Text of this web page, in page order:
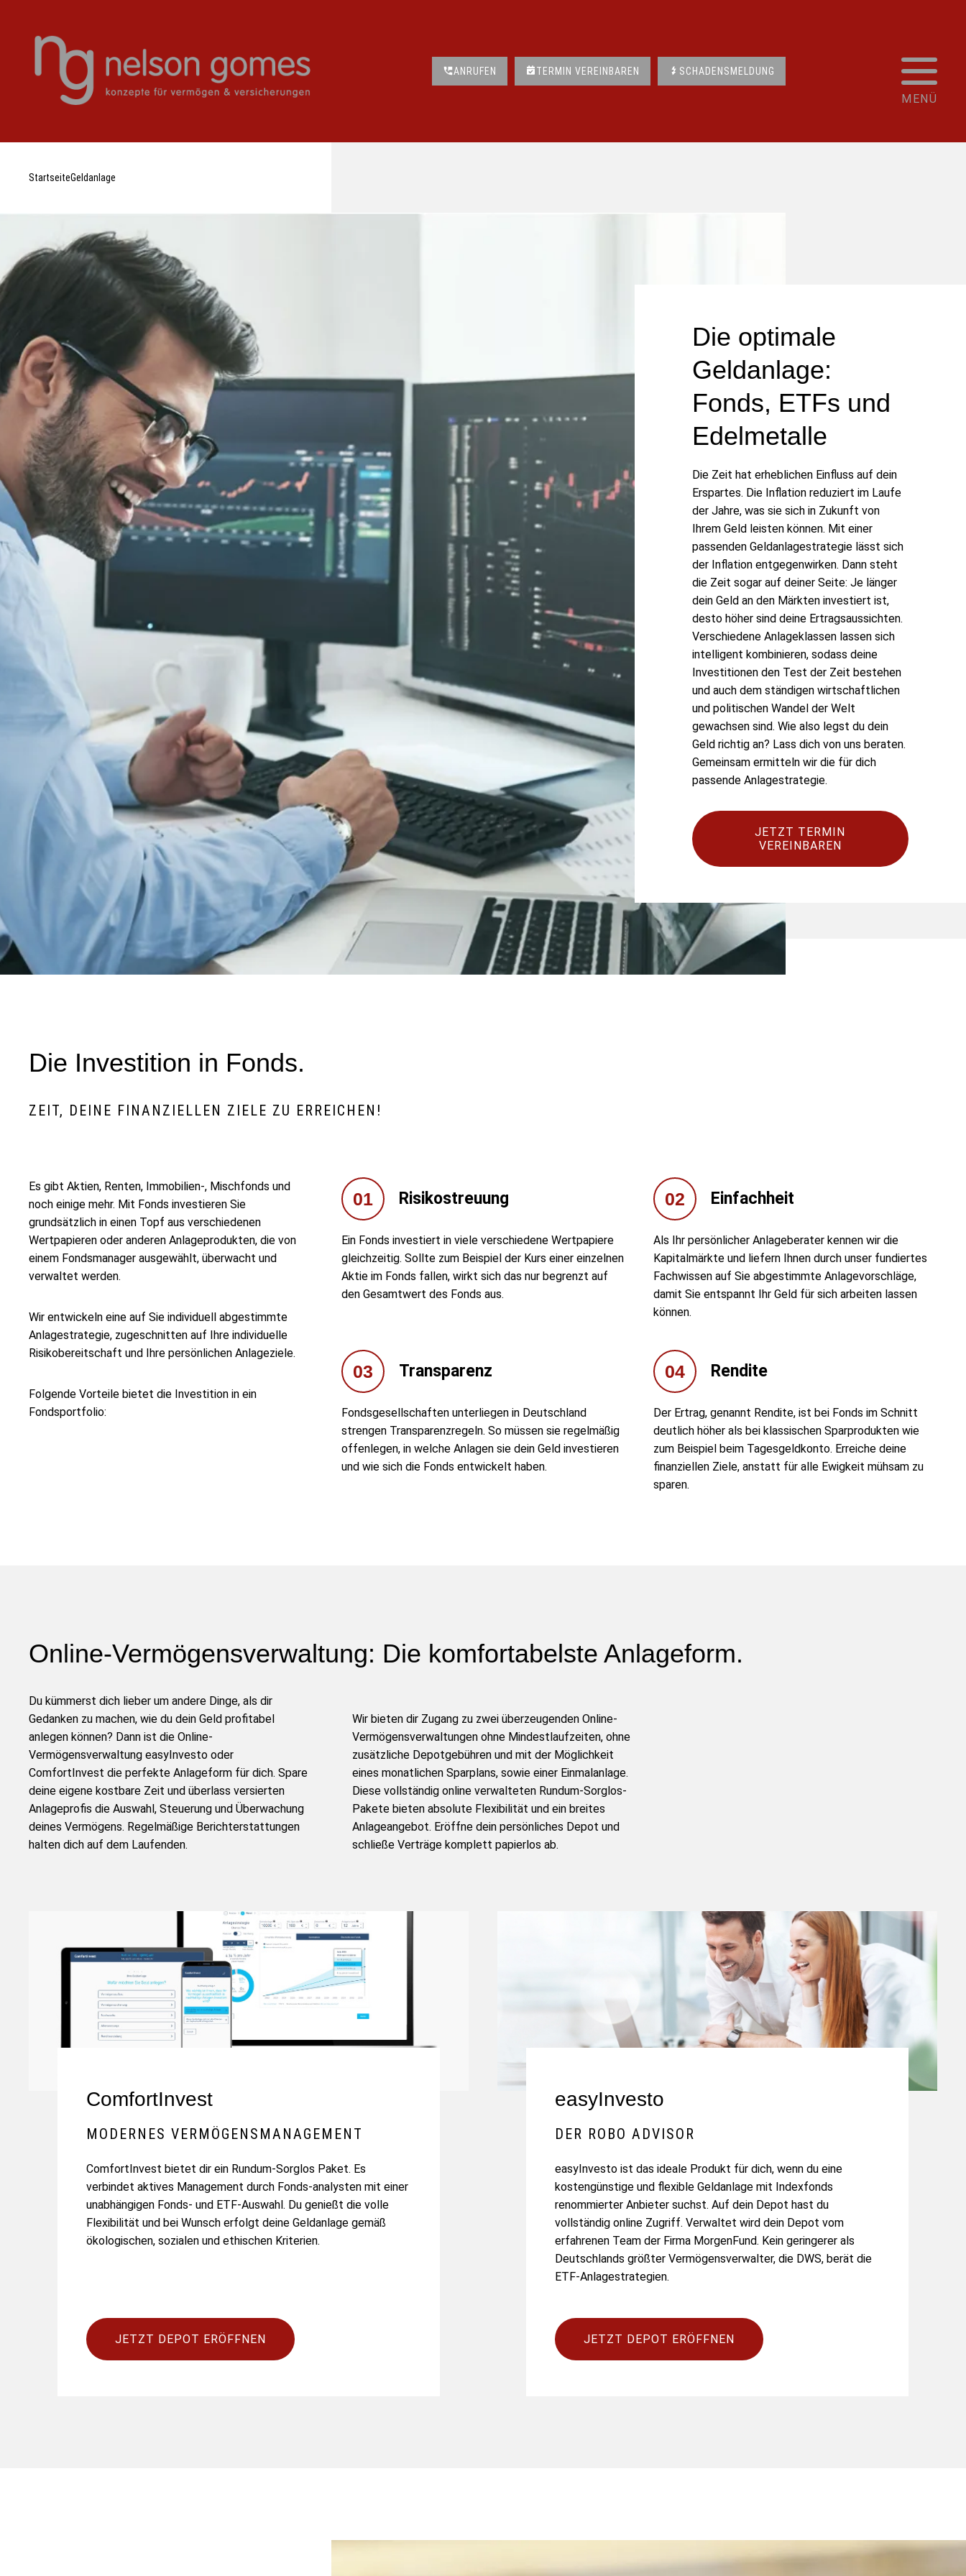
ANRUFEN TERMIN VEREINBAREN SCHADENSMELDUNG
StartseiteGeldanlage
Die optimale
Geldanlage:
Fonds, ETFs und
Edelmetalle
Die Zeit hat erheblichen Einfluss auf dein
Erspartes. Die Inflation reduziert im Laufe
der Jahre, was sie sich in Zukunft von
Ihrem Geld leisten können. Mit einer
passenden Geldanlagestrategie lässt sich
der Inflation entgegenwirken. Dann steht
die Zeit sogar auf deiner Seite: Je länger
dein Geld an den Märkten investiert ist,
desto höher sind deine Ertragsaussichten.
Verschiedene Anlageklassen lassen sich
intelligent kombinieren, sodass deine
Investitionen den Test der Zeit bestehen
und auch dem ständigen wirtschaftlichen
und politischen Wandel der Welt
gewachsen sind. Wie also legst du dein
Geld richtig an? Lass dich von uns beraten.
Gemeinsam ermitteln wir die für dich
passende Anlagestrategie.
JETZT TERMIN
VEREINBAREN
Die Investition in Fonds.
ZEIT, DEINE FINANZIELLEN ZIELE ZU ERREICHEN!
Es gibt Aktien, Renten, Immobilien-, Mischfonds und
noch einige mehr. Mit Fonds investieren Sie
grundsätzlich in einen Topf aus verschiedenen
Wertpapieren oder anderen Anlageprodukten, die von
einem Fondsmanager ausgewählt, überwacht und
verwaltet werden.
Wir entwickeln eine auf Sie individuell abgestimmte
Anlagestrategie, zugeschnitten auf Ihre individuelle
Risikobereitschaft und Ihre persönlichen Anlageziele.
Folgende Vorteile bietet die Investition in ein
Fondsportfolio:
01 Risikostreuung
Ein Fonds investiert in viele verschiedene Wertpapiere
gleichzeitig. Sollte zum Beispiel der Kurs einer einzelnen
Aktie im Fonds fallen, wirkt sich das nur begrenzt auf
den Gesamtwert des Fonds aus.
02 Einfachheit
Als Ihr persönlicher Anlageberater kennen wir die
Kapitalmärkte und liefern Ihnen durch unser fundiertes
Fachwissen auf Sie abgestimmte Anlagevorschläge,
damit Sie entspannt Ihr Geld für sich arbeiten lassen
können.
03 Transparenz
Fondsgesellschaften unterliegen in Deutschland
strengen Transparenzregeln. So müssen sie regelmäßig
offenlegen, in welche Anlagen sie dein Geld investieren
und wie sich die Fonds entwickelt haben.
04 Rendite
Der Ertrag, genannt Rendite, ist bei Fonds im Schnitt
deutlich höher als bei klassischen Sparprodukten wie
zum Beispiel beim Tagesgeldkonto. Erreiche deine
finanziellen Ziele, anstatt für alle Ewigkeit mühsam zu
sparen.
Online-Vermögensverwaltung: Die komfortabelste Anlageform.
Du kümmerst dich lieber um andere Dinge, als dir
Gedanken zu machen, wie du dein Geld profitabel
anlegen können? Dann ist die Online-
Vermögensverwaltung easyInvesto oder
ComfortInvest die perfekte Anlageform für dich. Spare
deine eigene kostbare Zeit und überlass versierten
Anlageprofis die Auswahl, Steuerung und Überwachung
deines Vermögens. Regelmäßige Berichterstattungen
halten dich auf dem Laufenden.
Wir bieten dir Zugang zu zwei überzeugenden Online-
Vermögensverwaltungen ohne Mindestlaufzeiten, ohne
zusätzliche Depotgebühren und mit der Möglichkeit
eines monatlichen Sparplans, sowie einer Einmalanlage.
Diese vollständig online verwalteten Rundum-Sorglos-
Pakete bieten absolute Flexibilität und ein breites
Anlageangebot. Eröffne dein persönliches Depot und
schließe Verträge komplett papierlos ab.
ComfortInvest
MODERNES VERMÖGENSMANAGEMENT
ComfortInvest bietet dir ein Rundum-Sorglos Paket. Es
verbindet aktives Management durch Fonds-analysten mit einer
unabhängigen Fonds- und ETF-Auswahl. Du genießt die volle
Flexibilität und bei Wunsch erfolgt deine Geldanlage gemäß
ökologischen, sozialen und ethischen Kriterien.
JETZT DEPOT ERÖFFNEN
easyInvesto
DER ROBO ADVISOR
easyInvesto ist das ideale Produkt für dich, wenn du eine
kostengünstige und flexible Geldanlage mit Indexfonds
renommierter Anbieter suchst. Auf dein Depot hast du
vollständig online Zugriff. Verwaltet wird dein Depot vom
erfahrenen Team der Firma MorgenFund. Kein geringerer als
Deutschlands größter Vermögensverwalter, die DWS, berät die
ETF-Anlagestrategien.
JETZT DEPOT ERÖFFNEN